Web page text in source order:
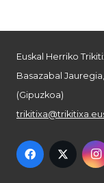
Euskal Herriko
Basazabal
(Gipuzkoa)